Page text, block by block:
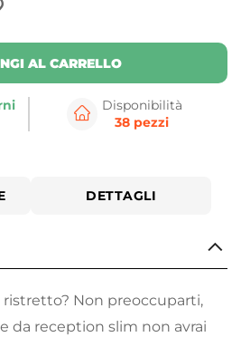
AL CARRELLO
Disponibilità
38 pezzi
DETTAGLI
ristretto? Non preoccuparti,
da reception slim non avrai